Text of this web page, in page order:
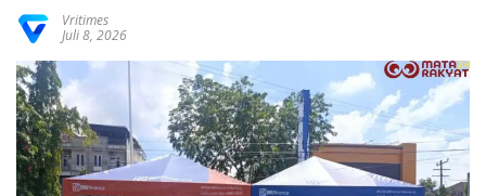
Vritimes
Juli 8, 2026